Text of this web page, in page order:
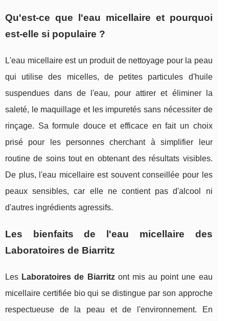
Qu'est-ce que l'eau micellaire et pourquoi
est-elle si populaire ?
L'eau micellaire est un produit de nettoyage pour la peau
qui utilise des micelles, de petites particules d'huile
suspendues dans de l'eau, pour attirer et éliminer la
saleté, le maquillage et les impuretés sans nécessiter de
rinçage. Sa formule douce et efficace en fait un choix
prisé pour les personnes cherchant à simplifier leur
routine de soins tout en obtenant des résultats visibles.
De plus, l'eau micellaire est souvent conseillée pour les
peaux sensibles, car elle ne contient pas d'alcool ni
d'autres ingrédients agressifs.
Les bienfaits de l'eau micellaire des
Laboratoires de Biarritz
Les Laboratoires de Biarritzont mis au point une eau
micellaire certifiée bio qui se distingue par son approche
respectueuse de la peau et de l'environnement. En